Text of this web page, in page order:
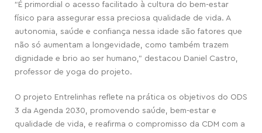
“É primordial o acesso facilitado à cultura do bem-estar
físico para assegurar essa preciosa qualidade de vida. A
autonomia, saúde e confiança nessa idade são fatores que
não só aumentam a longevidade, como também trazem
dignidade e brio ao ser humano,” destacou Daniel Castro,
professor de yoga do projeto.
O projeto Entrelinhas reflete na prática os objetivos do ODS
3 da Agenda 2030, promovendo saúde, bem-estar e
qualidade de vida, e reafirma o compromisso da CDM com a